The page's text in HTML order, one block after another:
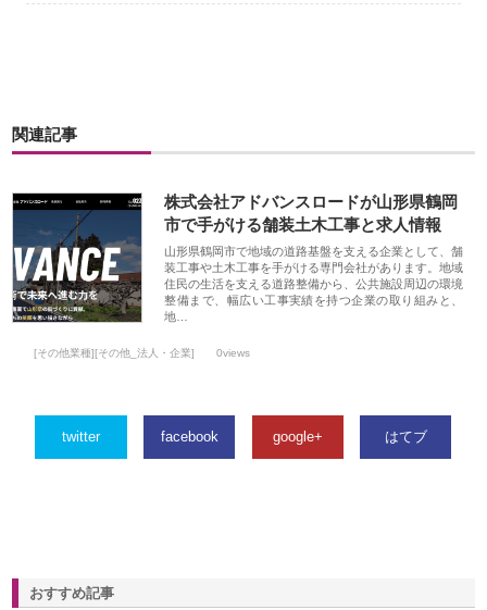
関連記事
株式会社アドバンスロードが山形県鶴岡
市で手がける舗装土木工事と求人情報
山形県鶴岡市で地域の道路基盤を支える企業として、舗
装工事や土木工事を手がける専門会社があります。地域
住民の生活を支える道路整備から、公共施設周辺の環境
整備まで、幅広い工事実績を持つ企業の取り組みと、
地…
[その他業種][その他_法人・企業] 0views
twitter facebook google+ はてブ
おすすめ記事